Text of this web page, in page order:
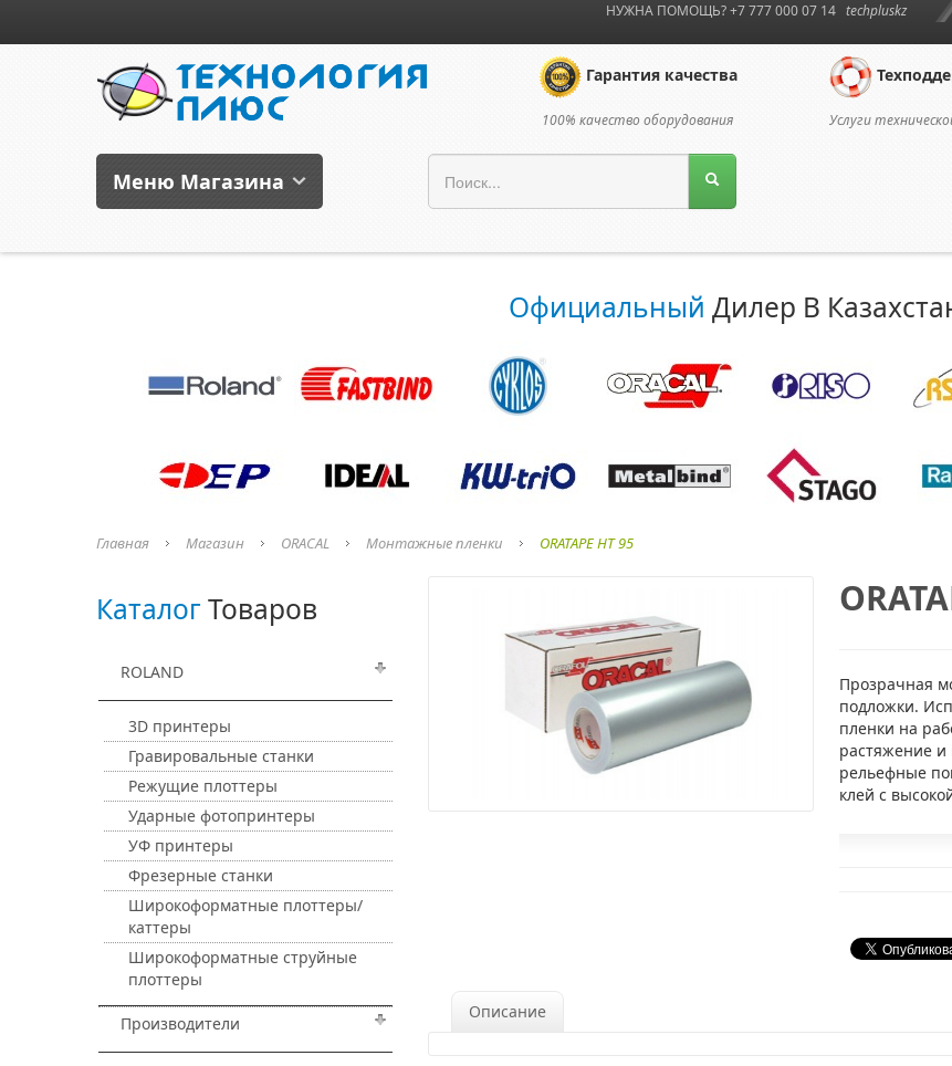
НУЖНА ПОМОЩЬ? +7 777 000 07 14 techpluskz
Гарантия качества
100% качество оборудования Услуги
Меню Магазина
Официальный Дилер В
Главная Магазин ORACAL Монтажные пленки ORATAPE HT 95
КаталогТоваров
ROLAND
3D принтеры
Гравировальные станки
Режущие плоттеры
Ударные фотопринтеры
УФ принтеры
Фрезерные станки
Широкоформатные плоттеры/
каттеры
Широкоформатные струйные
плоттеры
Производители
Прозрачная
подложки.
пленки на
растяжение и
рельефные
клей с
Описание